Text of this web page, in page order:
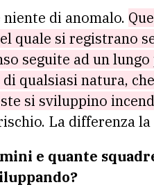
niente di anomalo.
quale si registrano
seguite ad un
di qualsiasi natura,
si sviluppino
La differenza
e quante